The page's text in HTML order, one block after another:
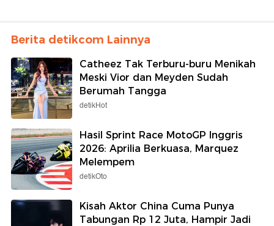
Berita detikcom Lainnya
Catheez Tak Terburu-buru Menikah
Meski Vior dan Meyden Sudah
Berumah Tangga
detikHot
Hasil Sprint Race MotoGP Inggris
2026: Aprilia Berkuasa, Marquez
Melempem
detikOto
Kisah Aktor China Cuma Punya
Tabungan Rp 12 Juta, Hampir Jadi